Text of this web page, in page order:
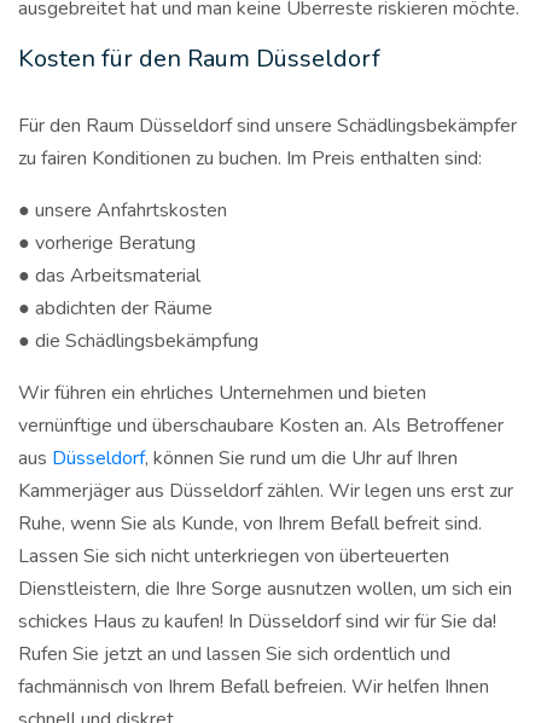
ausgebreitet hat und man keine Überreste riskieren möchte.
Kosten für den Raum Düsseldorf
Für den Raum Düsseldorf sind unsere Schädlingsbekämpfer
zu fairen Konditionen zu buchen. Im Preis enthalten sind:
● unsere Anfahrtskosten
● vorherige Beratung
● das Arbeitsmaterial
● abdichten der Räume
● die Schädlingsbekämpfung
Wir führen ein ehrliches Unternehmen und bieten
vernünftige und überschaubare Kosten an. Als Betroffener
aus Düsseldorf, können Sie rund um die Uhr auf Ihren
Kammerjäger aus Düsseldorf zählen. Wir legen uns erst zur
Ruhe, wenn Sie als Kunde, von Ihrem Befall befreit sind.
Lassen Sie sich nicht unterkriegen von überteuerten
Dienstleistern, die Ihre Sorge ausnutzen wollen, um sich ein
schickes Haus zu kaufen! In Düsseldorf sind wir für Sie da!
Rufen Sie jetzt an und lassen Sie sich ordentlich und
fachmännisch von Ihrem Befall befreien. Wir helfen Ihnen